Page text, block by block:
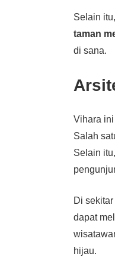
Selain
taman
di sana.
Vihara
Salah
Selain
Di
dapat
hijau.